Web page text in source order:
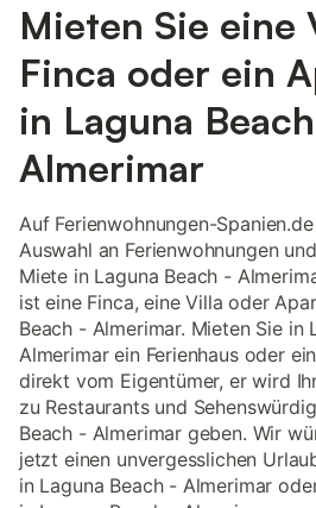
Mieten Sie eine
Finca oder ein
in Laguna
Almerimar
Auf Ferienwohnungen-
Auswahl an Ferienwohnungen
Miete in Laguna Beach -
ist eine Finca, eine Villa oder
Beach - Almerimar. Mieten Sie in
Almerimar ein Ferienhaus oder
direkt vom Eigentümer, er wird
zu Restaurants und
Beach - Almerimar geben. Wir
jetzt einen unvergesslichen
in Laguna Beach - Almerimar